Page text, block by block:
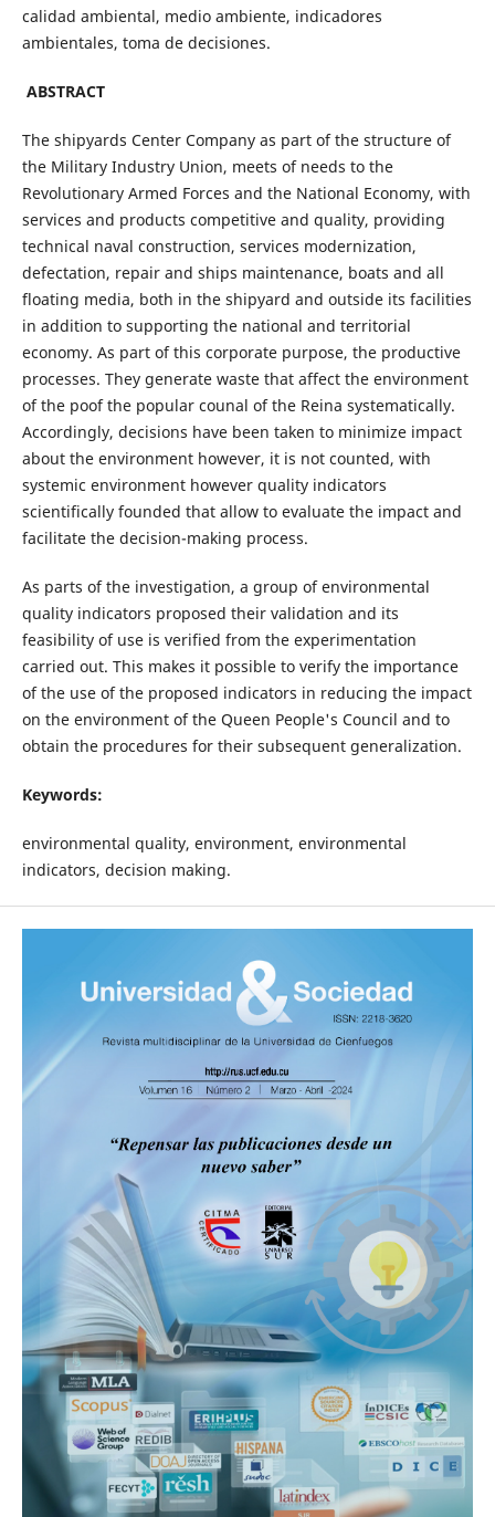
calidad ambiental, medio ambiente, indicadores
ambientales, toma de decisiones.
ABSTRACT
The shipyards Center Company as part of the structure of
the Military Industry Union, meets of needs to the
Revolutionary Armed Forces and the National Economy, with
services and products competitive and quality, providing
technical naval construction, services modernization,
defectation, repair and ships maintenance, boats and all
floating media, both in the shipyard and outside its facilities
in addition to supporting the national and territorial
economy. As part of this corporate purpose, the productive
processes. They generate waste that affect the environment
of the poof the popular counal of the Reina systematically.
Accordingly, decisions have been taken to minimize impact
about the environment however, it is not counted, with
systemic environment however quality indicators
scientifically founded that allow to evaluate the impact and
facilitate the decision-making process.
As parts of the investigation, a group of environmental
quality indicators proposed their validation and its
feasibility of use is verified from the experimentation
carried out. This makes it possible to verify the importance
of the use of the proposed indicators in reducing the impact
on the environment of the Queen People's Council and to
obtain the procedures for their subsequent generalization.
Keywords:
environmental quality, environment, environmental
indicators, decision making.